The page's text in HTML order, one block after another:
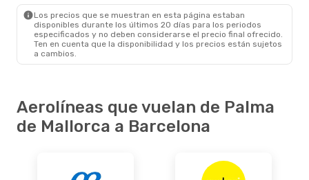
Los precios que se muestran en esta página estaban
disponibles durante los últimos 20 días para los periodos
especificados y no deben considerarse el precio final ofrecido.
Ten en cuenta que la disponibilidad y los precios están sujetos
a cambios.
Aerolíneas que vuelan de Palma
de Mallorca a Barcelona